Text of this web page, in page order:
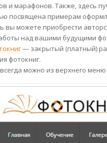
и марафонов. Также, здесь
посвящена примерам
вы можете приобрести
над вашими будущими
— закрытый (платный)
фотокниг.
можно из верхнего меню